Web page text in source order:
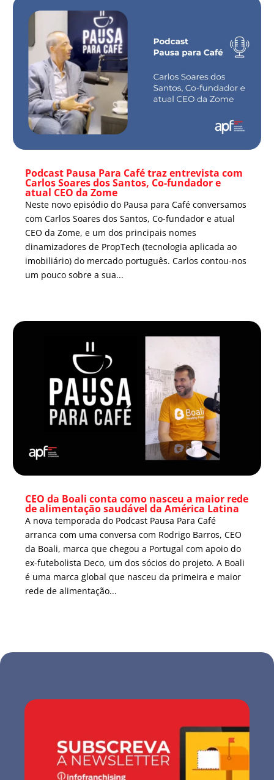
Podcast Pausa Para Café traz entrevista com
Carlos Soares dos Santos, Co-fundador e
atual CEO da Zome
Neste novo episódio do Pausa para Café conversamos
com Carlos Soares dos Santos, Co-fundador e atual
CEO da Zome, e um dos principais nomes
dinamizadores de PropTech (tecnologia aplicada ao
imobiliário) do mercado português. Carlos contou-nos
um pouco sobre a sua...
CEO da Boali conta como nasceu a maior rede
de alimentação saudável da América Latina
A nova temporada do Podcast Pausa Para Café
arranca com uma conversa com Rodrigo Barros, CEO
da Boali, marca que chegou a Portugal com apoio do
ex-futebolista Deco, um dos sócios do projeto. A Boali
é uma marca global que nasceu da primeira e maior
rede de alimentação...